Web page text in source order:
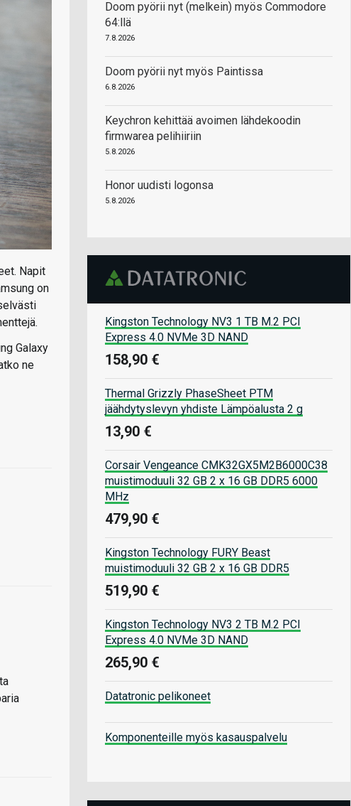
Napit
on
Galaxy
ne
Doom pyörii nyt (melkein) myös Commodore
64:llä
7.8.2026
Doom pyörii nyt myös Paintissa
6.8.2026
Keychron kehittää avoimen lähdekoodin
firmwarea pelihiiriin
5.8.2026
Honor uudisti logonsa
5.8.2026
Kingston Technology NV3 1 TB M.2 PCI
Express 4.0 NVMe 3D NAND
158,90 €
Thermal Grizzly PhaseSheet PTM
jäähdytyslevyn yhdiste Lämpöalusta 2 g
13,90 €
Corsair Vengeance CMK32GX5M2B6000C38
muistimoduuli 32 GB 2 x 16 GB DDR5 6000
MHz
479,90 €
Kingston Technology FURY Beast
muistimoduuli 32 GB 2 x 16 GB DDR5
519,90 €
Kingston Technology NV3 2 TB M.2 PCI
Express 4.0 NVMe 3D NAND
265,90 €
Datatronic pelikoneet
Komponenteille myös kasauspalvelu